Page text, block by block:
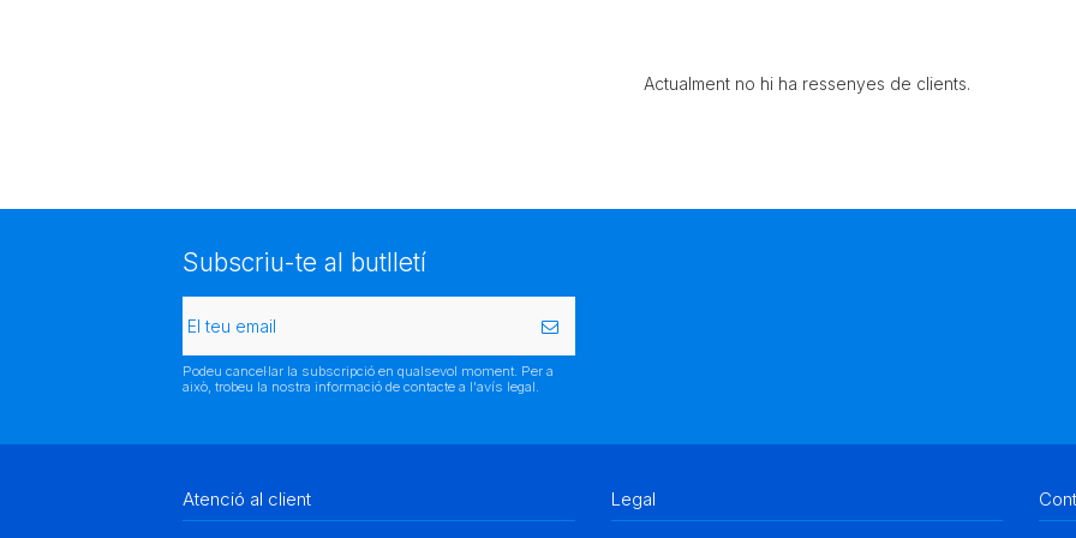
Actualment no hi ha ressenyes de clients.
Subscriu-te al butlletí
Podeu cancel·lar la subscripció en qualsevol moment. Per a
això, trobeu la nostra informació de contacte a l'avís legal.
Atenció al client Legal